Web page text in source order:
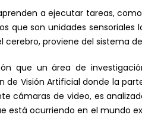
a ejecutar tareas,
que son unidades
cerebro, proviene del sistema
que un área de
de Visión Artificial donde la
cámaras de video, es
está ocurriendo en el mundo